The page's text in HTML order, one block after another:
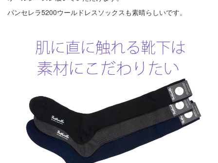
パンセレラ5200ウールドレスソックス も素晴らしいです。